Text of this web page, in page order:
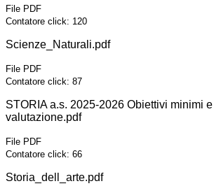
File PDF
Contatore click: 120
Scienze_Naturali.pdf
File PDF
Contatore click: 87
STORIA a.s. 2025-2026 Obiettivi minimi
valutazione.pdf
File PDF
Contatore click: 66
Storia_dell_arte.pdf